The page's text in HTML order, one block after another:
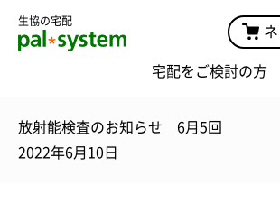
生協の宅配
宅配をご検討の方
放射能検査のお知らせ 6月5回
2022年6月10日